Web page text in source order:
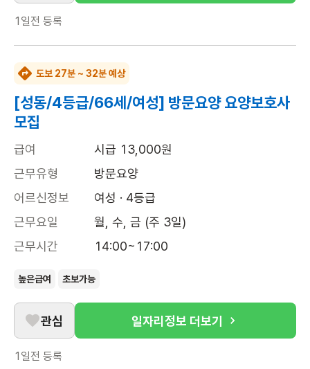
1일전 등록
도보 27분 ~ 32분 예상
[성동/4등급/66세/여성] 방문요양 요양보호사
모집
급여
시급 13,000원
근무유형
방문요양
어르신정보
여성 · 4등급
근무요일
월, 수, 금 (주 3일)
근무시간
14:00~17:00
높은급여 초보가능
관심 일자리정보 더보기
1일전 등록